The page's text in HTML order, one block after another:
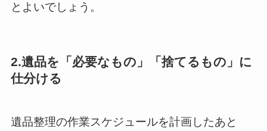
とよいでしょう。
2.遺品を「必要なもの」「捨てるもの」に
仕分ける
遺品整理の作業スケジュールを計画したあと